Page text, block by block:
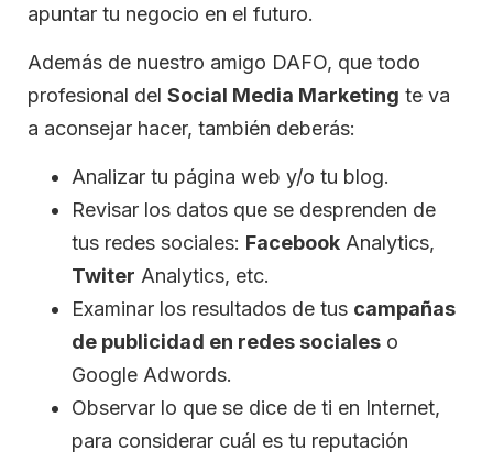
apuntar tu negocio en el futuro.
Además de nuestro amigo DAFO, que todo
profesional del Social Media Marketing te va
a aconsejar hacer, también deberás:
Analizar tu página web y/o tu blog.
Revisar los datos que se desprenden de
tus redes sociales: Facebook Analytics,
Twiter Analytics, etc.
Examinar los resultados de tus campañas
de publicidad en redes sociales o
Google Adwords.
Observar lo que se dice de ti en Internet,
para considerar cuál es tu reputación